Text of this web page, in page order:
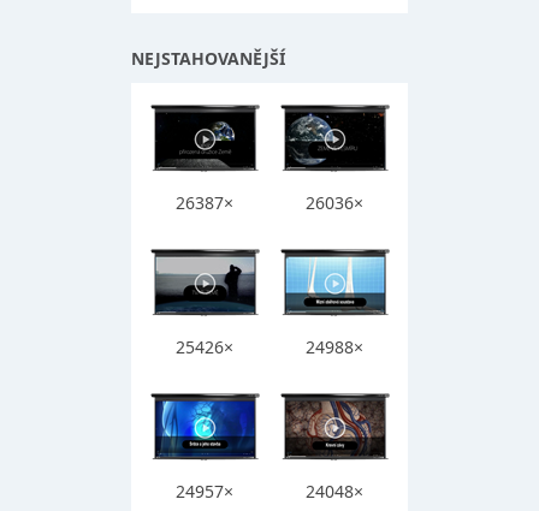
NEJSTAHOVANĚJŠÍ
26387× 26036×
25426× 24988×
24957× 24048×